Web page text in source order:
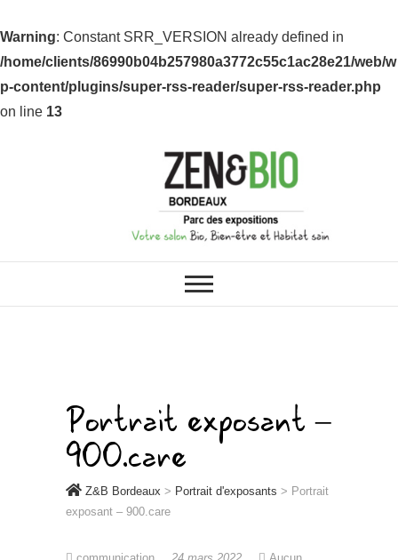
Warning: Constant SRR_VERSION already defined in
/home/clients/86990b04b257980a3772c55c1ac28e21/web/w
p-content/plugins/super-rss-reader/super-rss-reader.php
on line 13
Z&B Bordeaux
ZEN & BIO : VOS SALONS BIO,
BIEN-ÊTRE ET HABITAT SAIN
Portrait exposant –
900.care
Z&B Bordeaux > Portrait d'exposants > Portrait
exposant – 900.care